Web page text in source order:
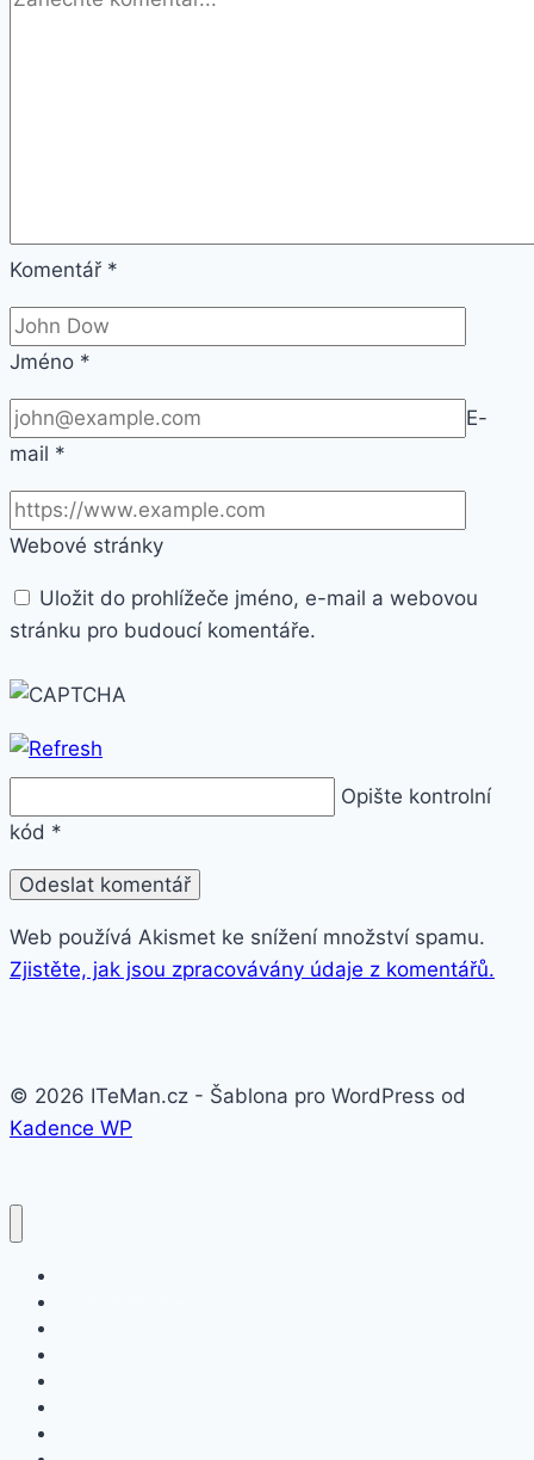
Komentář *
Jméno *
E-
mail *
Webové stránky
Uložit do prohlížeče jméno, e-mail a webovou
stránku pro budoucí komentáře.
Opište kontrolní
kód *
Web používá Akismet ke snížení množství spamu.
Zjistěte, jak jsou zpracovávány údaje z komentářů.
© 2026 ITeMan.cz - Šablona pro WordPress od
Kadence WP